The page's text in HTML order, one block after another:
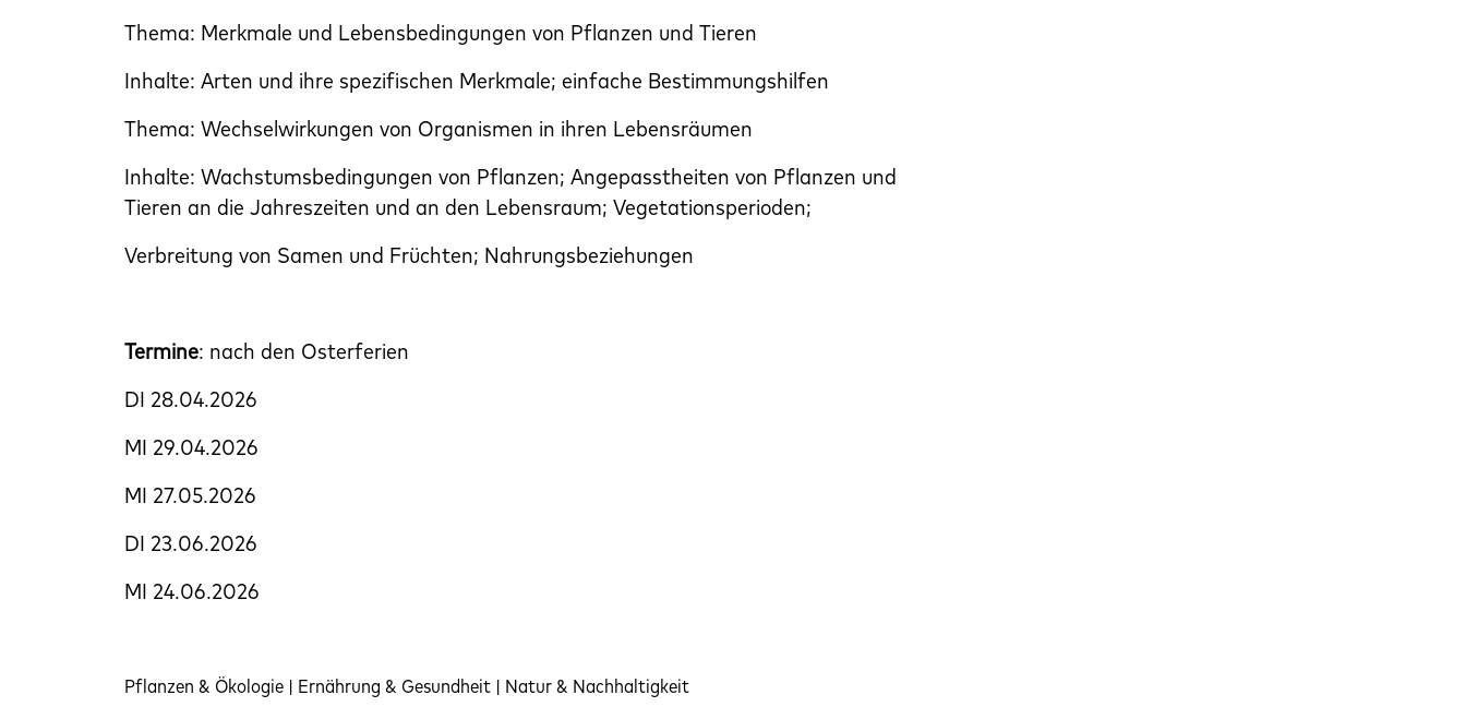
Thema: Merkmale und Lebensbedingungen von Pflanzen und Tieren
Inhalte: Arten und ihre spezifischen Merkmale; einfache Bestimmungshilfen
Thema: Wechselwirkungen von Organismen in ihren Lebensräumen
Inhalte: Wachstumsbedingungen von Pflanzen; Angepasstheiten von Pflanzen und
Tieren an die Jahreszeiten und an den Lebensraum; Vegetationsperioden;
Verbreitung von Samen und Früchten; Nahrungsbeziehungen
Termine: nach den Osterferien
DI 28.04.2026
MI 29.04.2026
MI 27.05.2026
DI 23.06.2026
MI 24.06.2026
Pflanzen & Ökologie | Ernährung & Gesundheit | Natur & Nachhaltigkeit